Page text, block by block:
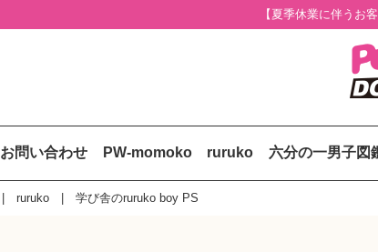
【夏季休業に伴うお
お問い合わせ PW-momoko ruruko 六分の一男子図
ruruko 学び舎のruruko boy PS